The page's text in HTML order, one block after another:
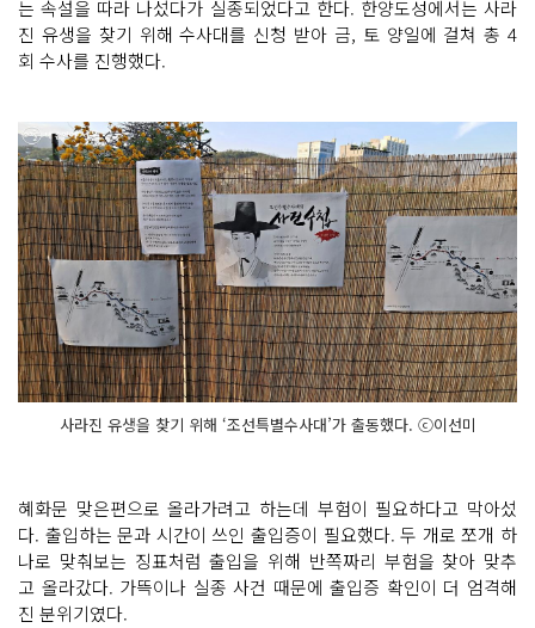
하
기
하
기
는 속설을 따라 나섰다가 실종되었다고 한다. 한양도성에서는 사라
진 유생을 찾기 위해 수사대를 신청 받아 금, 토 양일에 걸쳐 총 4
회 수사를 진행했다.
사라진 유생을 찾기 위해 ‘조선특별수사대’가 출동했다. ⓒ이선미
혜화문 맞은편으로 올라가려고 하는데 부험이 필요하다고 막아섰
다. 출입하는 문과 시간이 쓰인 출입증이 필요했다. 두 개로 쪼개 하
나로 맞춰보는 징표처럼 출입을 위해 반쪽짜리 부험을 찾아 맞추
고 올라갔다. 가뜩이나 실종 사건 때문에 출입증 확인이 더 엄격해
진 분위기였다.